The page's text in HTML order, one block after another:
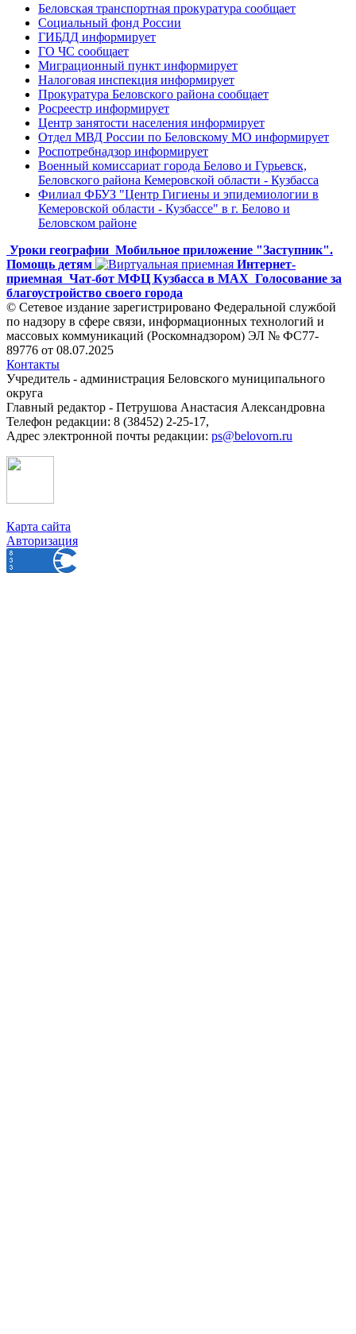
Беловская транспортная прокуратура сообщает
Социальный фонд России
ГИБДД информирует
ГО ЧС сообщает
Миграционный пункт информирует
Налоговая инспекция информирует
Прокуратура Беловского района сообщает
Росреестр информирует
Центр занятости населения информирует
Отдел МВД России по Беловскому МО информирует
Роспотребнадзор информирует
Военный комиссариат города Белово и Гурьевск,
Беловского района Кемеровской области - Кузбасса
Филиал ФБУЗ "Центр Гигиены и эпидемиологии в
Кемеровской области - Кузбассе" в г. Белово и
Беловском районе
Уроки географии Мобильное приложение "Заступник".
Помощь детям
Интернет-
приемная Чат-бот МФЦ Кузбасса в MAX Голосование за
благоустройство своего города
© Сетевое издание зарегистрировано Федеральной службой
по надзору в сфере связи, информационных технологий и
массовых коммуникаций (Роскомнадзором) ЭЛ № ФС77-
89776 от 08.07.2025
Контакты
Учредитель - администрация Беловского муниципального
округа
Главный редактор - Петрушова Анастасия Александровна
Телефон редакции: 8 (38452) 2-25-17,
Адрес электронной почты редакции: ps@belovorn.ru
Карта сайта
Авторизация